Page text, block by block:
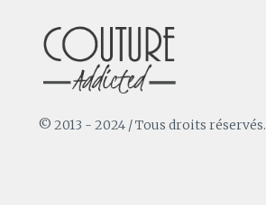
© 2013 - 2024 / Tous droits réservés.